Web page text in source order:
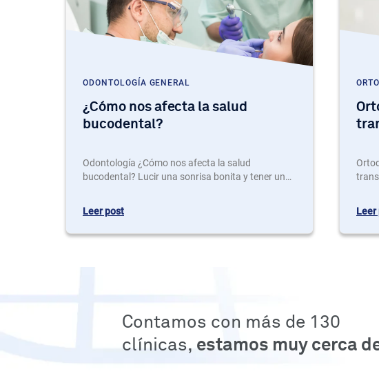
ODONTOLOGÍA GENERAL
¿Cómo nos afecta la salud
bucodental?
Odontología ¿Cómo nos afecta la salud
bucodental? Lucir una sonrisa bonita y tener una
problemas y a mejorar algunos defectos como la
mordida cruzada pero no son pocos a quienes les
Leer post
a
Leer
Contamos con más de 130
clínicas, estamos muy cerca